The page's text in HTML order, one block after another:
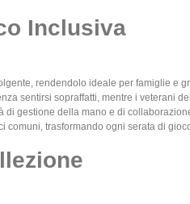
Inclusiva
rendendolo ideale per famiglie e
sentirsi sopraffatti, mentre i veterani
gestione della mano e di
trasformando ogni serata di